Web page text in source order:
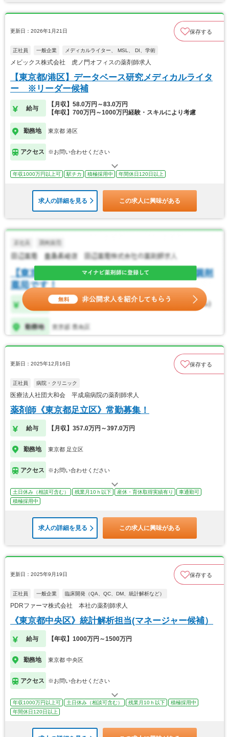
更新日：2026年1月21日 保存する
正社員 一般企業 メディカルライター、 MSL、 DI、学術
メビックス株式会社 虎ノ門オフィスの薬剤師求人
【東京都/港区】データベース研究メディカルライタ
ー ※リーダー候補
給与
【月収】58.0万円～83.0万円
【年収】700万円～1000万円経験・スキルにより考慮
勤務地 東京都 港区
アクセス ※お問い合わせください
年収1000万円以上可 駅チカ 積極採用中 年間休日120日以上
求人の詳細を見る この求人に興味がある
更新日：2025年12月16日 保存する
正社員 病院・クリニック
医療法人社団大和会 平成扇病院の薬剤師求人
薬剤師《東京都足立区》常勤募集！
給与 【月収】357.0万円～397.0万円
勤務地 東京都 足立区
アクセス ※お問い合わせください
土日休み（相談可含む） 残業月10ｈ以下 産休・育休取得実績有り
車通勤可
積極採用中
求人の詳細を見る この求人に興味がある
更新日：2025年9月19日 保存する
正社員 一般企業 臨床開発（QA、QC、DM、統計解析など）
PDRファーマ株式会社 本社の薬剤師求人
《東京都中央区》統計解析担当(マネージャー候補）
給与 【年収】1000万円～1500万円
勤務地 東京都 中央区
アクセス ※お問い合わせください
年収1000万円以上可 土日休み（相談可含む） 残業月10ｈ以下
積極採用中
年間休日120日以上